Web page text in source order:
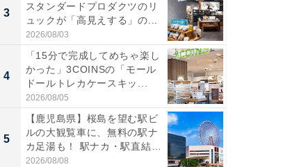
3
スタンダードプロダクツのリ
ュックが「高見えする」の...
2026/08/03
4
「15分で完成してめちゃ楽し
かった」3COINSの「モール
ドールトレカケースキッ...
2026/08/05
5
【鹿児島県】桜島を望む駅ビ
ルの大観覧車に、無料の駅ナ
カ足湯も！ 駅ナカ・駅直結
ス...
2026/08/08